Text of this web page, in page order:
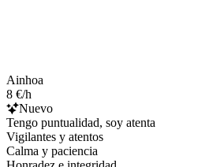
Ainhoa
8 €/h
Nuevo
Tengo puntualidad, soy atenta
Vigilantes y atentos
Calma y paciencia